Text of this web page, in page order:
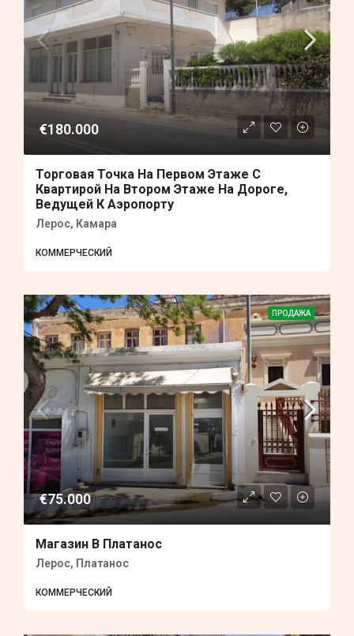
€180.000
Торговая Точка На Первом Этаже С
Квартирой На Втором Этаже На Дороге,
Ведущей К Аэропорту
Лерос, Камара
КОММЕРЧЕСКИЙ
ПРОДАЖА
€75.000
Магазин В Платанос
Лерос, Платанос
КОММЕРЧЕСКИЙ